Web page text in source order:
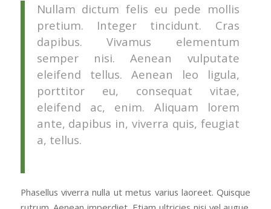
Nullam dictum felis eu pede mollis
pretium. Integer tincidunt. Cras
dapibus. Vivamus elementum
semper nisi. Aenean vulputate
eleifend tellus. Aenean leo ligula,
porttitor eu, consequat vitae,
eleifend ac, enim. Aliquam lorem
ante, dapibus in, viverra quis, feugiat
a, tellus.
Phasellus viverra nulla ut metus varius laoreet. Quisque